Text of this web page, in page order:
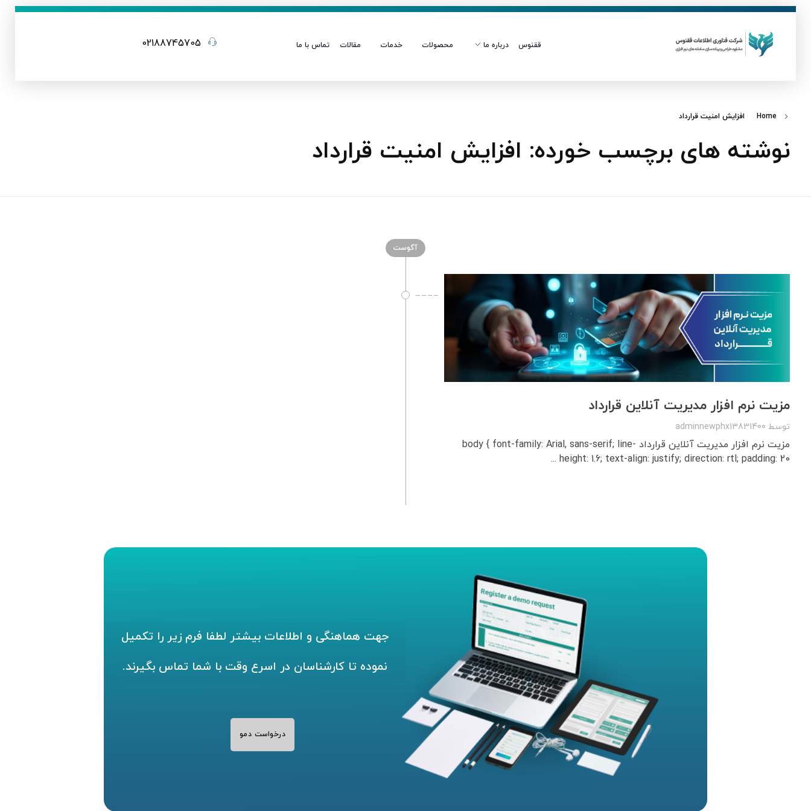
ققنوس درباره ما محصولات خدمات مقالات تماس با ما 02188745705
Home افزایش امنیت قرارداد
نوشته های برچسب خورده: افزایش امنیت قرارداد
آگوست
مزیت نرم‌ افزار مدیریت آنلاین قرارداد
توسط adminnewphx13831400
مزیت نرم‌ افزار مدیریت آنلاین قرارداد body { font-family: Arial, sans-serif; line-
height: 1.6; text-align: justify; direction: rtl; padding: 20 ...
جهت هماهنگی و اطلاعات بیشتر لطفا فرم زیر را تکمیل
نموده تا کارشناسان در اسرع وقت با شما تماس بگیرند.
درخواست دمو